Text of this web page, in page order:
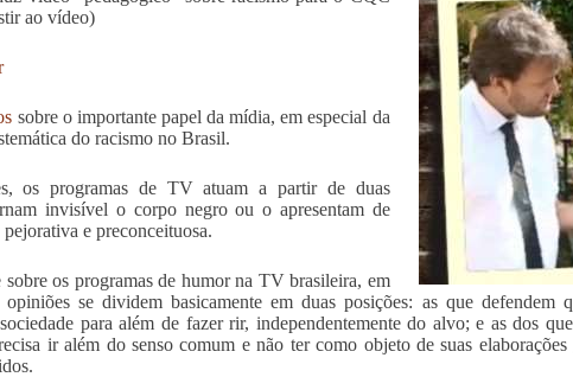
ao vídeo)
sobre o importante papel da mídia, em especial da
do racismo no Brasil.
os programas de TV atuam a partir de duas
invisível o corpo negro ou o apresentam de
e preconceituosa.
sobre os programas de humor na TV brasileira, em
se dividem basicamente em duas posições: as que defendem
para além de fazer rir, independentemente do alvo; e as dos
ir além do senso comum e não ter como objeto de suas